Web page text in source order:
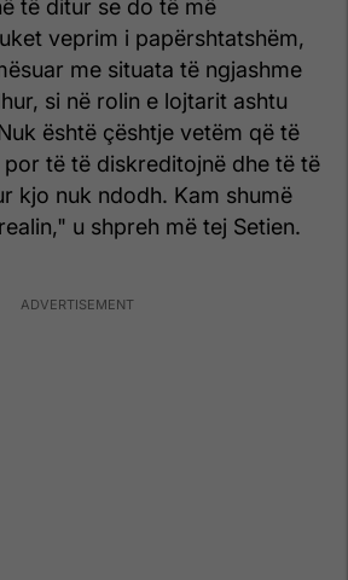
të ditur se do të më
veprim i papërshtatshëm,
me situata të ngjashme
si në rolin e lojtarit ashtu
është çështje vetëm që të
të të diskreditojnë dhe të të
kjo nuk ndodh. Kam shumë
u shpreh më tej Setien.